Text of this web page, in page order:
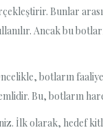
Bunlar
Ancak bu
botların
Bu, botların
İlk olarak, hedef